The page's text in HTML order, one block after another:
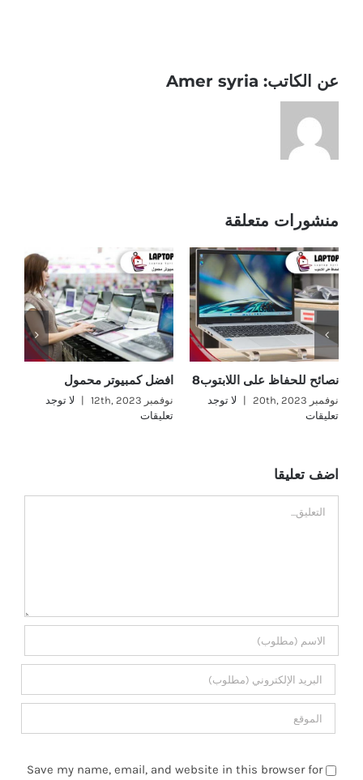
عن الكاتب: Amer syria
منشورات متعلقة
نصائح للحفاظ على اللابتوب8
نوفمبر 20th, 2023 |
لا توجد
تعليقات
افضل كمبيوتر محمول
نوفمبر 12th, 2023 |
لا توجد
تعليقات
اضف تعليقا
تعليق
Save my name, email, and website in this browser for